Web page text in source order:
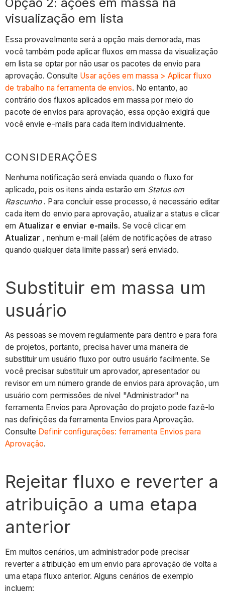
visualização em lista
Essa provavelmente será a opção mais demorada, mas
você também pode aplicar fluxos em massa da visualização
em lista se optar por não usar os pacotes de envio para
aprovação. Consulte Usar ações em massa > Aplicar fluxo
de trabalho na ferramenta de envios. No entanto, ao
contrário dos fluxos aplicados em massa por meio do
pacote de envios para aprovação, essa opção exigirá que
você envie e-mails para cada item individualmente.
CONSIDERAÇÕES
Nenhuma notificação será enviada quando o fluxo for
aplicado, pois os itens ainda estarão em Status em
Rascunho . Para concluir esse processo, é necessário editar
cada item do envio para aprovação, atualizar a status e clicar
em Atualizar e enviar e-mails. Se você clicar em
Atualizar , nenhum e-mail (além de notificações de atraso
quando qualquer data limite passar) será enviado.
Substituir em massa um
usuário
As pessoas se movem regularmente para dentro e para fora
de projetos, portanto, precisa haver uma maneira de
substituir um usuário fluxo por outro usuário facilmente. Se
você precisar substituir um aprovador, apresentador ou
revisor em um número grande de envios para aprovação, um
usuário com permissões de nível "Administrador" na
ferramenta Envios para Aprovação do projeto pode fazê-lo
nas definições da ferramenta Envios para Aprovação.
Consulte Definir configurações: ferramenta Envios para
Aprovação.
Rejeitar fluxo e reverter a
atribuição a uma etapa
anterior
Em muitos cenários, um administrador pode precisar
reverter a atribuição em um envio para aprovação de volta a
uma etapa fluxo anterior. Alguns cenários de exemplo
incluem: